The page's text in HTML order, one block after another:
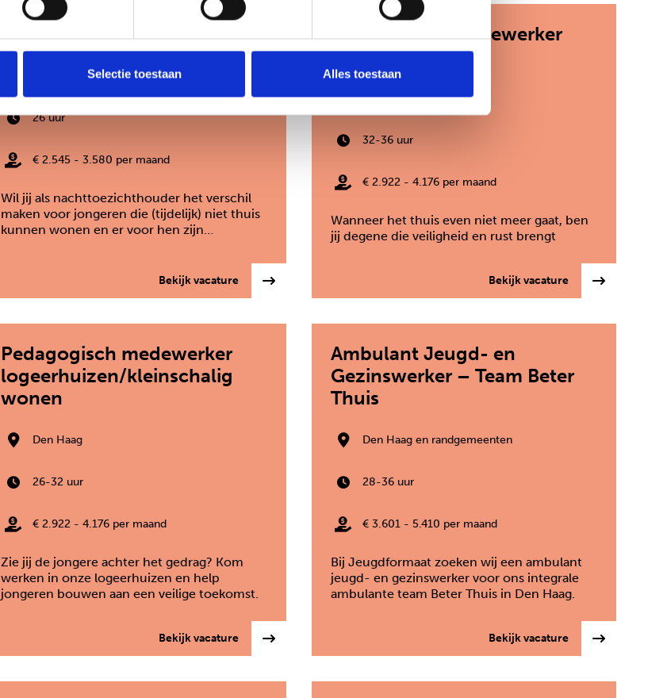
Selectie toestaan Alles toestaan
Nachttoezichthouder
26 uur
€ 2.545 - 3.580 per maand
Wil jij als nachttoezichthouder het verschil
maken voor jongeren die (tijdelijk) niet thuis
kunnen wonen en er voor hen zijn…
Bekijk vacature
Pedagogisch medewerker
crisisopvang
Zoetermeer
32-36 uur
€ 2.922 - 4.176 per maand
Wanneer het thuis even niet meer gaat, ben
jij degene die veiligheid en rust brengt
Bekijk vacature
Pedagogisch medewerker
logeerhuizen/kleinschalig
wonen
Den Haag
26-32 uur
€ 2.922 - 4.176 per maand
Zie jij de jongere achter het gedrag? Kom
werken in onze logeerhuizen en help
jongeren bouwen aan een veilige toekomst.
Bekijk vacature
Ambulant Jeugd- en
Gezinswerker – Team Beter
Thuis
Den Haag en randgemeenten
28-36 uur
€ 3.601 - 5.410 per maand
Bij Jeugdformaat zoeken wij een ambulant
jeugd- en gezinswerker voor ons integrale
ambulante team Beter Thuis in Den Haag.
Bekijk vacature